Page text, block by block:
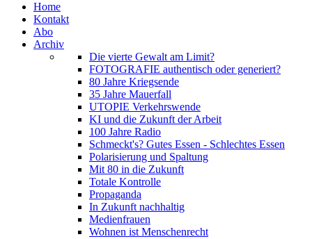
Home
Kontakt
Abo
Archiv
Die vierte Gewalt am Limit?
FOTOGRAFIE authentisch oder generiert?
80 Jahre Kriegsende
35 Jahre Mauerfall
UTOPIE Verkehrswende
KI und die Zukunft der Arbeit
100 Jahre Radio
Schmeckt's? Gutes Essen - Schlechtes Essen
Polarisierung und Spaltung
Mit 80 in die Zukunft
Totale Kontrolle
Propaganda
In Zukunft nachhaltig
Medienfrauen
Wohnen ist Menschenrecht